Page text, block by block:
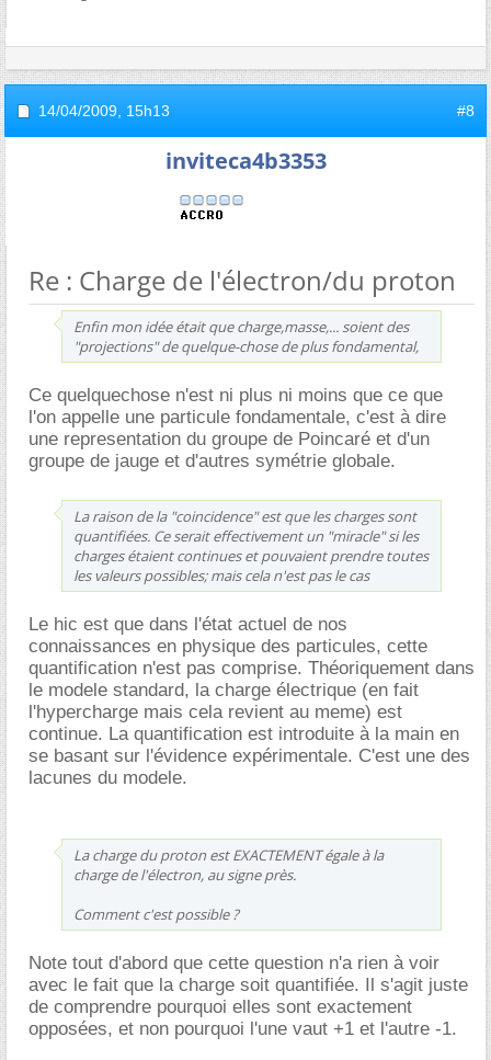
14/04/2009, 15h13 #8
inviteca4b3353
Re : Charge de l'électron/du proton
Enfin mon idée était que charge,masse,... soient des
"projections" de quelque-chose de plus fondamental,
Ce quelquechose n'est ni plus ni moins que ce que
l'on appelle une particule fondamentale, c'est à dire
une representation du groupe de Poincaré et d'un
groupe de jauge et d'autres symétrie globale.
La raison de la "coincidence" est que les charges sont
quantifiées. Ce serait effectivement un "miracle" si les
charges étaient continues et pouvaient prendre toutes
les valeurs possibles; mais cela n'est pas le cas
Le hic est que dans l'état actuel de nos
connaissances en physique des particules, cette
quantification n'est pas comprise. Théoriquement dans
le modele standard, la charge électrique (en fait
l'hypercharge mais cela revient au meme) est
continue. La quantification est introduite à la main en
se basant sur l'évidence expérimentale. C'est une des
lacunes du modele.
La charge du proton est EXACTEMENT égale à la
charge de l'électron, au signe près.
Comment c'est possible ?
Note tout d'abord que cette question n'a rien à voir
avec le fait que la charge soit quantifiée. Il s'agit juste
de comprendre pourquoi elles sont exactement
opposées, et non pourquoi l'une vaut +1 et l'autre -1.